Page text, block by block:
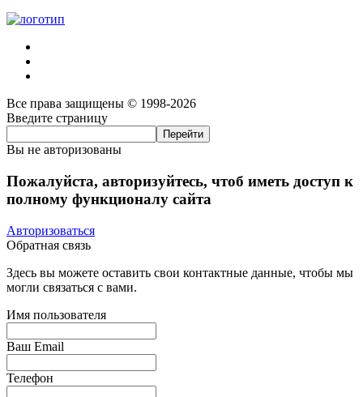
Все права защищены © 1998-2026
Введите страницу
Вы не авторизованы
Пожалуйста, авторизуйтесь, чтоб иметь доступ к
полному функционалу сайта
Авторизоваться
Обратная связь
Здесь вы можете оставить свои контактные данные, чтобы мы
могли связаться с вами.
Имя пользователя
Ваш Email
Телефон